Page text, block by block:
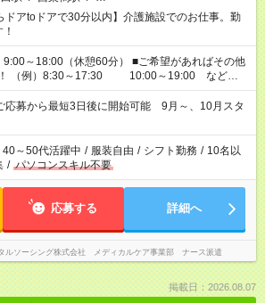
ドアtoドアで30分以内】介護施設でのお仕事。勤
（休憩60分） ■ご希望があればその他
！ （例）8:30～17:30 10:00～19:00 など
みを合わせたい」 「できれば残業はしたくない」
ご希望に沿ったお仕事をご紹介します！ ※Wワ
今ご覧のお仕事で希望する勤務時間と、もう1つ
務時間。 合計で週40時間を超える場合は応募でき
募から最短3日後に開始可能 9月～、10月スタ
40～50代活躍中 / 服装自由 / シフト勤務 / 10名以
/ パソコンスキル不要
応募する 詳細へ
ルソーシング株式会社 メディカルケア事業部 ナース派遣
掲載日：2026.08.07